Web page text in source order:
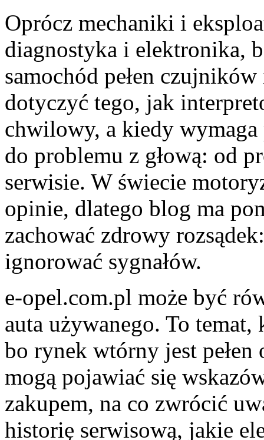
Oprócz mechaniki i
diagnostyka i elektronika,
samochód pełen
dotyczyć tego, jak
chwilowy, a kiedy
do problemu z głową: od
serwisie. W świecie
opinie, dlatego blog ma
zachować zdrowy
ignorować sygnałów.
e-opel.com.pl może być
auta używanego. To
bo rynek wtórny jest
mogą pojawiać się
zakupem, na co zwrócić
historię serwisową, jakie